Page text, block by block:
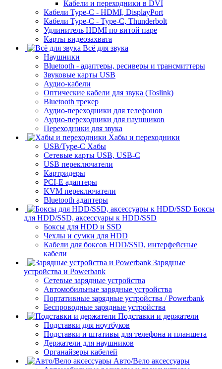
Кабели и переходники в DVI
Кабели Type-C - HDMI, DisplayPort
Кабели Type-C - Type-C, Thunderbolt
Удлинитель HDMI по витой паре
Карты видеозахвата
Всё для звука
Наушники
Bluetooth - адаптеры, ресиверы и трансмиттеры
Звуковые карты USB
Аудио-кабели
Оптические кабели для звука (Toslink)
Bluetooth трекер
Аудио-переходники для телефонов
Аудио-переходники для наушников
Переходники для звука
Хабы и переходники
USB/Type-C Хабы
Сетевые карты USB, USB-C
USB переключатели
Картридеры
PCI-E адаптеры
KVM переключатели
Bluetooth адаптеры
Боксы
для HDD/SSD, аксессуары к HDD/SSD
Боксы для HDD и SSD
Чехлы и сумки для HDD
Кабели для боксов HDD/SSD, интерфейсные
кабели
Зарядные
устройства и Powerbank
Сетевые зарядные устройства
Автомобильные зарядные устройства
Портативные зарядные устройства / Powerbank
Беспроводные зарядные устройства
Подставки и держатели
Подставки для ноутбуков
Подставки и штативы для телефона и планшета
Держатели для наушников
Органайзеры кабелей
Авто/Вело аксессуары